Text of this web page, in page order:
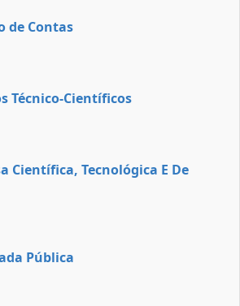
de Contas
Técnico-Científicos
Científica, Tecnológica E De
Pública